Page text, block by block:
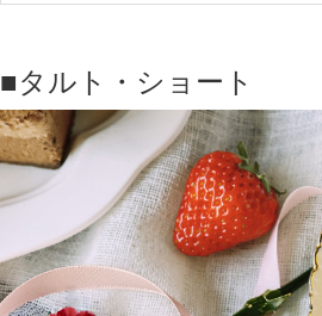
■タルト・ショート